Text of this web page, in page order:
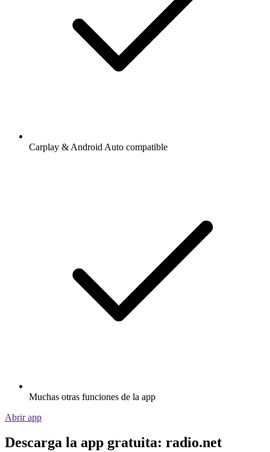
Carplay & Android Auto compatible
Muchas otras funciones de la app
Abrir app
Descarga la app gratuita: radio.net